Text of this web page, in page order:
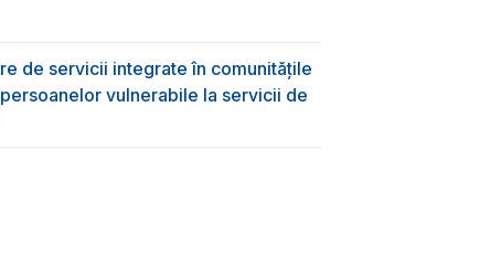
de servicii integrate în comunitățile
vulnerabile la servicii de